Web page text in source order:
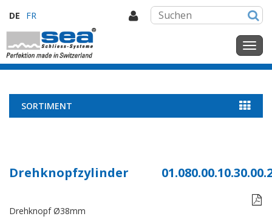
DE FR
SORTIMENT
Drehknopfzylinder

Drehknopf Ø38mm